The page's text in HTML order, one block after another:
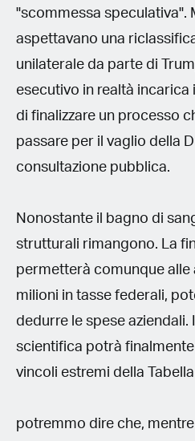
"scommessa speculativa".
aspettavano una
unilaterale da parte di
esecutivo in realtà incarica
di finalizzare un processo
passare per il vaglio della
consultazione pubblica.
Nonostante il bagno di
strutturali rimangono. La
permetterà comunque alle
milioni in tasse federali,
dedurre le spese aziendali.
scientifica potrà
vincoli estremi della Tabella
potremmo dire che,